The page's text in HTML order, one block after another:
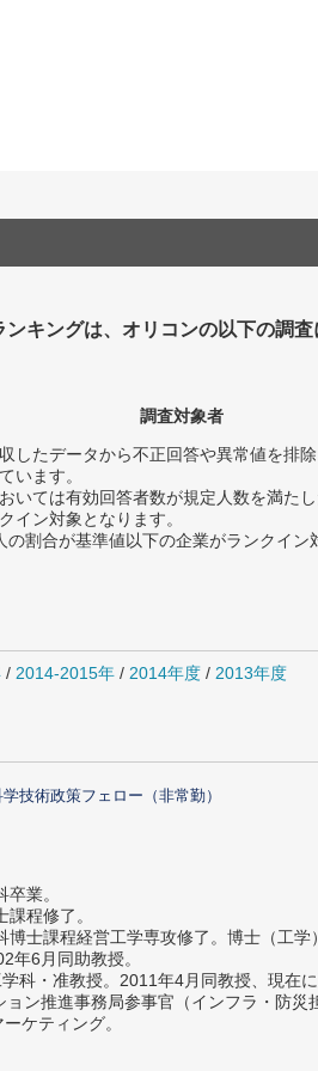
キングは、オリコンの以下の調査
調査対象者
たデータから不正回答や異常値を排除
います。
ては有効回答者数が規定人数を満た
イン対象となります。
割合が基準値以下の企業がランクイン
/ 2014-2015年 / 2014年度 / 2013年度
技術政策フェロー（非常勤）
業。
程修了。
士課程経営工学専攻修了。博士（工学
年6月同助教授。
科・准教授。2011年4月同教授、現在に
ン推進事務局参事官（インフラ・防災
ケティング。